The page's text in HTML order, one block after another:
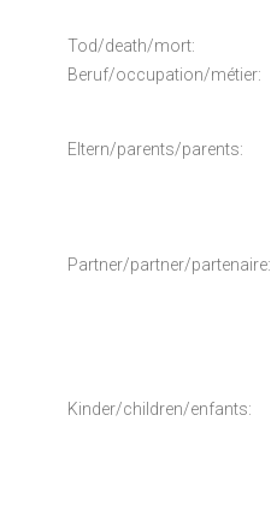
Tod/death/mort:
Beruf/occupation/métier:
Eltern/parents/parents:
Partner/partner/partenaire:
Kinder/children/enfants: